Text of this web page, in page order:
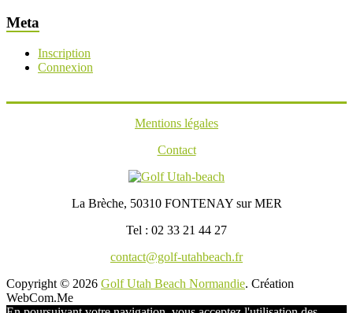
Meta
Inscription
Connexion
Mentions légales
Contact
La Brèche, 50310 FONTENAY sur MER
Tel : 02 33 21 44 27
contact@golf-utahbeach.fr
Copyright © 2026 Golf Utah Beach Normandie. Création
WebCom.Me